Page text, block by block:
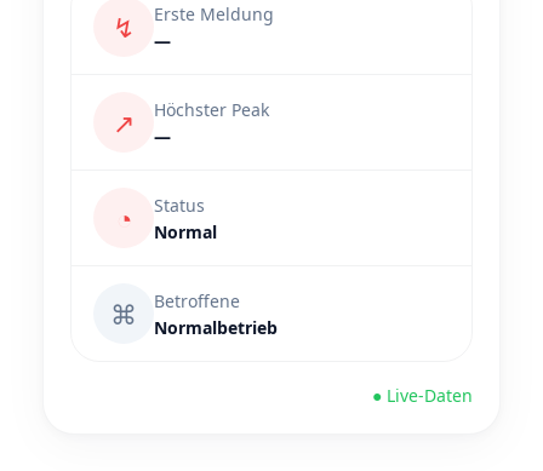
↯
Erste Meldung
—
↗
Höchster Peak
—
◔
Status
Normal
⌘
Betroffene
Normalbetrieb
● Live-Daten